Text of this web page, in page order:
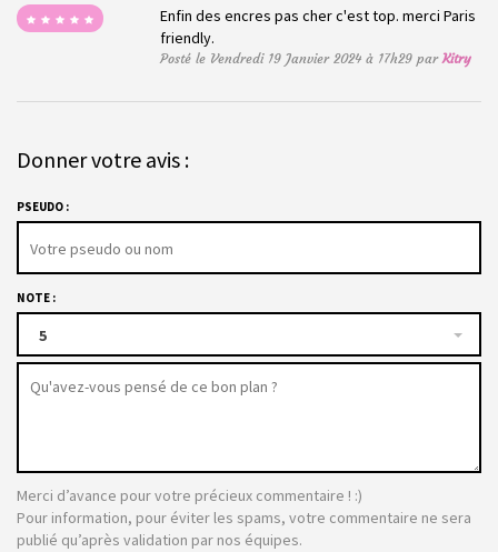
Enfin des encres pas cher c'est top. merci Paris
friendly.
Posté le Vendredi 19 Janvier 2024 à 17h29 parKitry
Donner votre avis :
PSEUDO :
NOTE :
5
Merci d’avance pour votre précieux commentaire ! :)
Pour information, pour éviter les spams, votre commentaire ne sera
publié qu’après validation par nos équipes.